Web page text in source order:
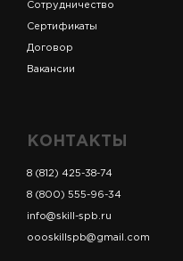
Сотрудничество
Сертификаты
Договор
Вакансии
КОНТАКТЫ
8 (812) 425-38-74
8 (800) 555-96-34
info@skill-spb.ru
oooskillspb@gmail.com